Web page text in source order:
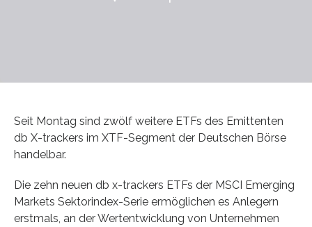
Seit Montag sind zwölf weitere ETFs des Emittenten
db X-trackers im XTF-Segment der Deutschen Börse
handelbar.
Die zehn neuen db x-trackers ETFs der MSCI Emerging
Markets Sektorindex-Serie ermöglichen es Anlegern
erstmals, an der Wertentwicklung von Unternehmen